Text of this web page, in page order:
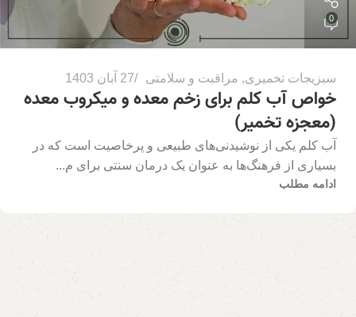
0
سبزیجات تخمیری, مراقبت و سلامتی 27 آبان 1403
خواص آب کلم برای زخم معده و میکروب معده
(معجزه تخمیر)
آب کلم یکی از نوشیدنی‌های طبیعی و پرخاصیت است که در
بسیاری از فرهنگ‌ها به عنوان یک درمان سنتی برای م...
ادامه مطلب